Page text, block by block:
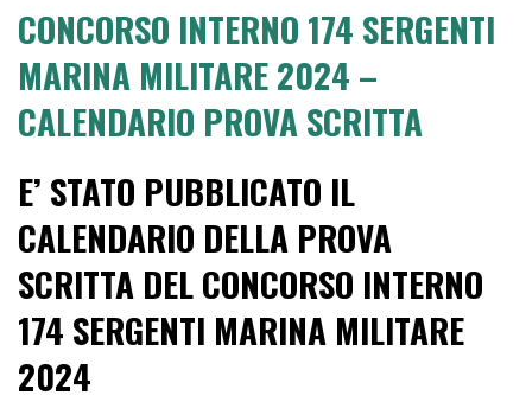
CONCORSO INTERNO 174 SERGENTI
MARINA MILITARE 2024 –
CALENDARIO PROVA SCRITTA
E’ STATO PUBBLICATO IL
CALENDARIO DELLA PROVA
SCRITTA DEL CONCORSO INTERNO
174 SERGENTI MARINA MILITARE
2024